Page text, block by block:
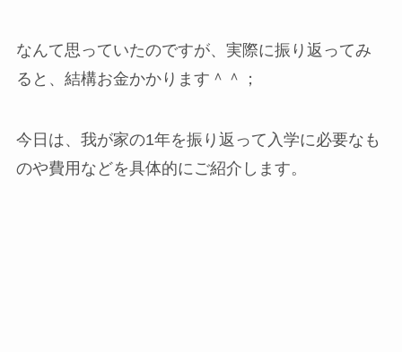
なんて思っていたのですが、実際に振り返ってみ
ると、結構お金かかります＾＾；
今日は、我が家の1年を振り返って入学に必要なも
のや費用などを具体的にご紹介します。